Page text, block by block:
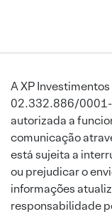
A XP
02.332.886/0001-
autorizada a
comunicação
está sujeita a
ou prejudicar o
informações
responsabilidade